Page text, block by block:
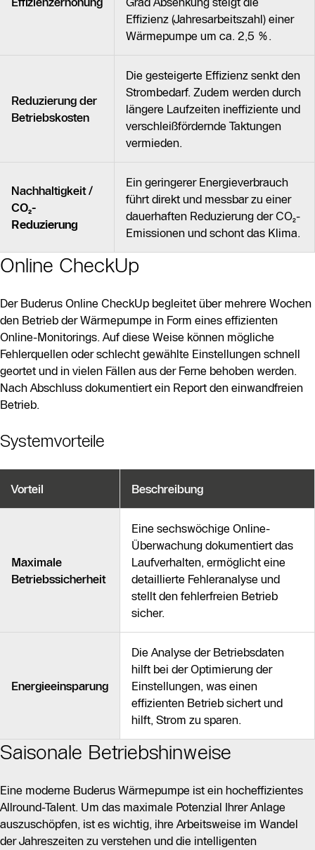
Effizienz (Jahresarbeitszahl) einer
Wärmepumpe um ca. 2,5 %.
Reduzierung der
Betriebskosten
Die gesteigerte Effizienz senkt den
Strombedarf. Zudem werden durch
längere Laufzeiten ineffiziente und
verschleißfördernde Taktungen
vermieden.
Nachhaltigkeit/
CO₂-
Reduzierung
Ein geringerer Energieverbrauch
führt direkt und messbar zu einer
dauerhaften Reduzierung der CO₂-
Emissionen und schont das Klima.
Online CheckUp
Der Buderus Online CheckUp begleitet über mehrere Wochen
den Betrieb der Wärmepumpe in Form eines effizienten
Online-Monitorings. Auf diese Weise können mögliche
Fehlerquellen oder schlecht gewählte Einstellungen schnell
geortet und in vielen Fällen aus der Ferne behoben werden.
Nach Abschluss dokumentiert ein Report den einwandfreien
Betrieb.
Systemvorteile
Vorteil Beschreibung
Maximale
Betriebssicherheit
Eine sechswöchige Online-
Überwachung dokumentiert das
Laufverhalten, ermöglicht eine
detaillierte Fehleranalyse und
stellt den fehlerfreien Betrieb
sicher.
Energieeinsparung
Die Analyse der Betriebsdaten
hilft bei der Optimierung der
Einstellungen, was einen
effizienten Betrieb sichert und
hilft, Strom zu sparen.
Saisonale Betriebshinweise
Eine moderne Buderus Wärmepumpe ist ein hocheffizientes
Allround-Talent. Um das maximale Potenzial Ihrer Anlage
auszuschöpfen, ist es wichtig, ihre Arbeitsweise im Wandel
der Jahreszeiten zu verstehen und die intelligenten